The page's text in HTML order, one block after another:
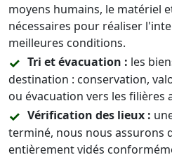
moyens humains, le matériel
nécessaires pour réaliser
meilleures conditions.
Tri et évacuation : les
destination : conservation,
ou évacuation vers les filières
Vérification des lieux :
terminé, nous nous assurons
entièrement vidés